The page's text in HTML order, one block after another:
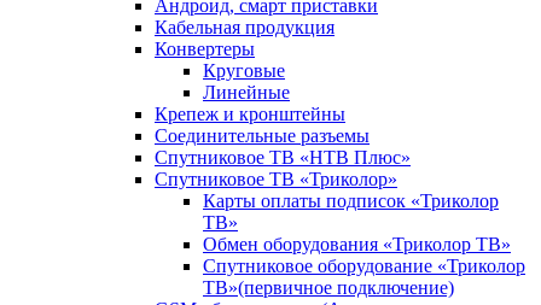
Андроид, смарт приставки
Кабельная продукция
Конвертеры
Круговые
Линейные
Крепеж и кронштейны
Соединительные разъемы
Спутниковое ТВ «НТВ Плюс»
Спутниковое ТВ «Триколор»
Карты оплаты подписок «Триколор
ТВ»
Обмен оборудования «Триколор ТВ»
Спутниковое оборудование «Триколор
ТВ»(первичное подключение)